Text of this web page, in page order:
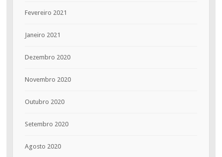
Fevereiro 2021
Janeiro 2021
Dezembro 2020
Novembro 2020
Outubro 2020
Setembro 2020
Agosto 2020